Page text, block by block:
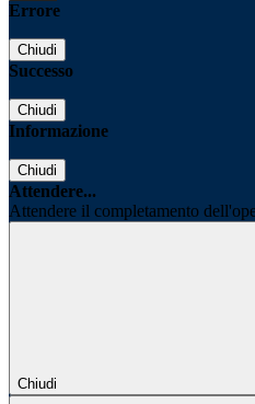
Errore
Chiudi
Successo
Chiudi
Informazione
Chiudi
Attendere...
Attendere il completamento
Chiudi